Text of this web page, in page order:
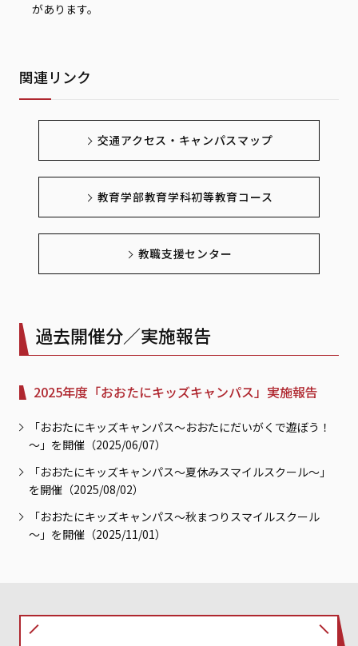
があります。
関連リンク
交通アクセス・キャンパスマップ
教育学部教育学科初等教育コース
教職支援センター
過去開催分／実施報告
2025年度「おおたにキッズキャンパス」実施報告
「おおたにキッズキャンパス～おおたにだいがくで遊ぼう！
～」を開催（2025/06/07）
「おおたにキッズキャンパス～夏休みスマイルスクール～」
を開催（2025/08/02）
「おおたにキッズキャンパス～秋まつりスマイルスクール
～」を開催（2025/11/01）